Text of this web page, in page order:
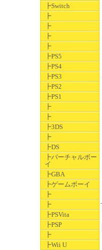
┣Switch
┣
┣
┣
┣
┣PS5
┣PS4
┣PS3
┣PS2
┣PS1
┣
┣
┣3DS
┣
┣DS
┣バーチャルボー
イ
┣GBA
┣ゲームボーイ
┣
┣
┣PSVita
┣PSP
┣
┣Wii U